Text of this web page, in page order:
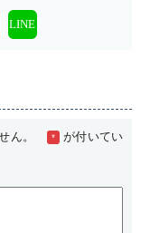
LINE
ん。 *
が付いてい